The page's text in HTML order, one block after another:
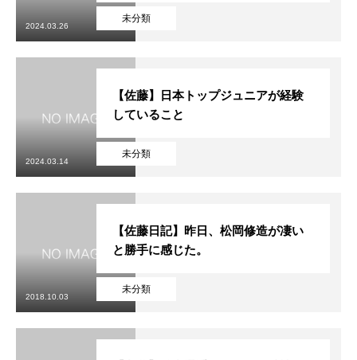
システム・クラス・料金
未分類
2024.03.26
未分類
【佐藤】日本トップジュニアが経験
していること
2024.03.14
未分類
【佐藤日記】昨日、松岡修造が凄い
と勝手に感じた。
2018.10.03